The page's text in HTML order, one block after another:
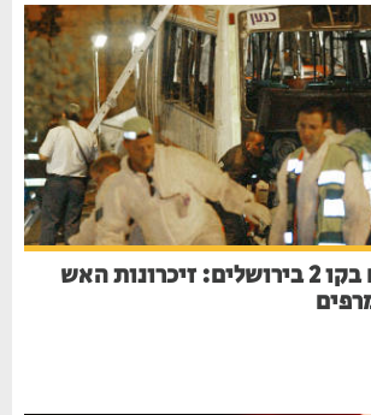
23 שנים לטבח בקו 2 בירושלים: זיכרונות האש